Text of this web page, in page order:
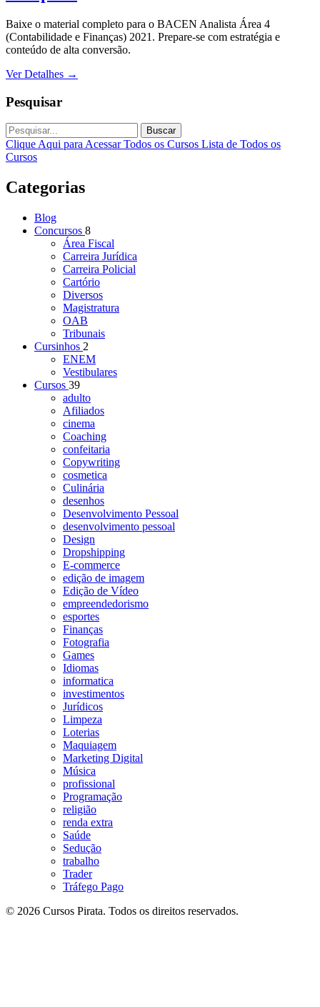
Baixe o material completo para o BACEN Analista Área 4
(Contabilidade e Finanças) 2021. Prepare-se com estratégia e
conteúdo de alta conversão.
Ver Detalhes →
Pesquisar
Buscar
Clique Aqui para Acessar Todos os Cursos Lista de Todos os
Cursos
Categorias
Blog
Concursos 8
Área Fiscal
Carreira Jurídica
Carreira Policial
Cartório
Diversos
Magistratura
OAB
Tribunais
Cursinhos 2
ENEM
Vestibulares
Cursos 39
adulto
Afiliados
cinema
Coaching
confeitaria
Copywriting
cosmetica
Culinária
desenhos
Desenvolvimento Pessoal
desenvolvimento pessoal
Design
Dropshipping
E-commerce
edição de imagem
Edição de Vídeo
empreendedorismo
esportes
Finanças
Fotografia
Games
Idiomas
informatica
investimentos
Jurídicos
Limpeza
Loterias
Maquiagem
Marketing Digital
Música
profissional
Programação
religião
renda extra
Saúde
Sedução
trabalho
Trader
Tráfego Pago
© 2026 Cursos Pirata. Todos os direitos reservados.